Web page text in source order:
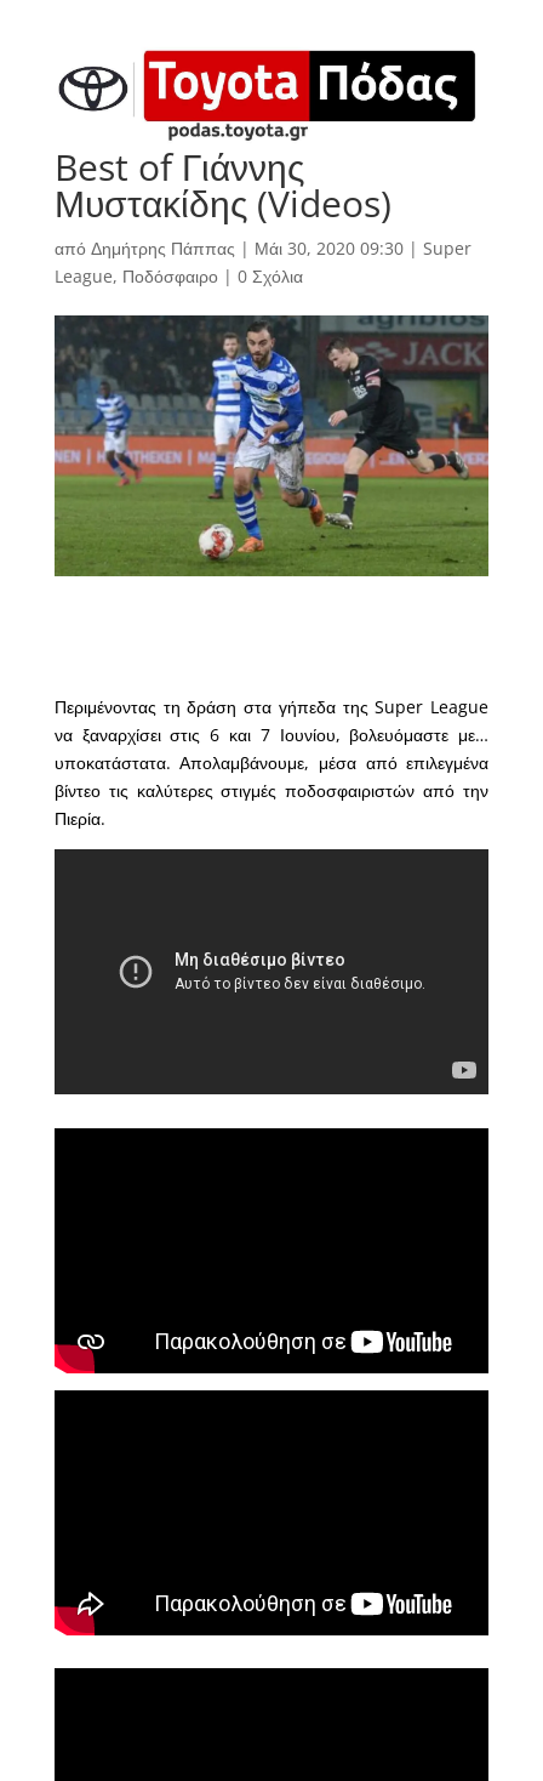
Best of Γιάννης
Μυστακίδης (Videos)
από Δημήτρης Πάππας | Μάι 30, 2020 09:30| Super
League, Ποδόσφαιρο| 0 Σχόλια
Περιμένοντας τη δράση στα γήπεδα της Super League
να ξαναρχίσει στις 6 και 7 Ιουνίου, βολευόμαστε με…
υποκατάστατα. Απολαμβάνουμε, μέσα από επιλεγμένα
βίντεο τις καλύτερες στιγμές ποδοσφαιριστών από την
Πιερία.